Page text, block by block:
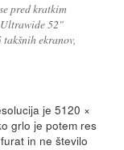
pred kratkim
52"
ekranov,
je 5120 ×
grlo je potem res
in ne število